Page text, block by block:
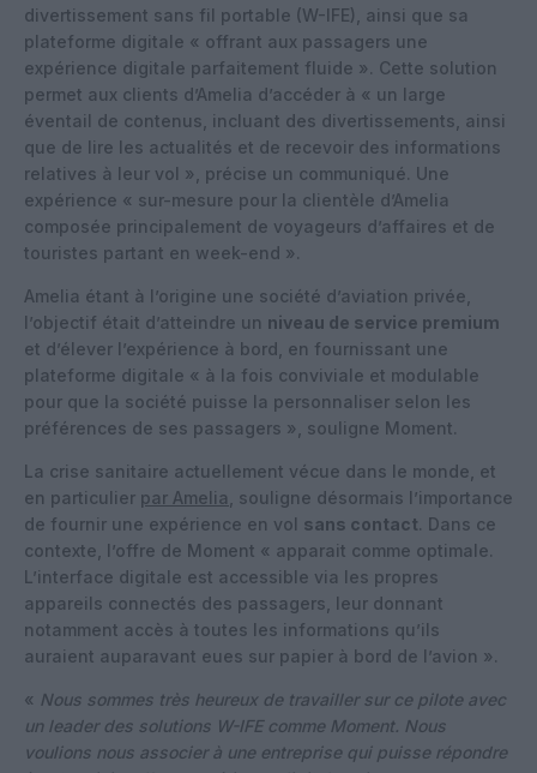
divertissement sans fil portable (W-IFE), ainsi que sa
plateforme digitale « offrant aux passagers une
expérience digitale parfaitement fluide ». Cette solution
permet aux clients d’Amelia d’accéder à « un large
éventail de contenus, incluant des divertissements, ainsi
que de lire les actualités et de recevoir des informations
relatives à leur vol », précise un communiqué. Une
expérience « sur-mesure pour la clientèle d’Amelia
composée principalement de voyageurs d’affaires et de
touristes partant en week-end ».
Amelia étant à l’origine une société d’aviation privée,
l’objectif était d’atteindre un niveau de service premium
et d’élever l’expérience à bord, en fournissant une
plateforme digitale « à la fois conviviale et modulable
pour que la société puisse la personnaliser selon les
préférences de ses passagers », souligne Moment.
La crise sanitaire actuellement vécue dans le monde, et
en particulier par Amelia
, souligne désormais l’importance
de fournir une expérience en vol sans contact. Dans ce
contexte, l’offre de Moment « apparait comme optimale.
L’interface digitale est accessible via les propres
appareils connectés des passagers, leur donnant
notamment accès à toutes les informations qu’ils
auraient auparavant eues sur papier à bord de l’avion ».
« Nous sommes très heureux de travailler sur ce pilote avec
un leader des solutions W-IFE comme Moment. Nous
voulions nous associer à une entreprise qui puisse répondre